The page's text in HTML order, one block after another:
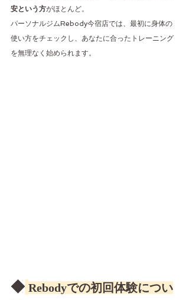
安という方がほとんど。
パーソナルジムRebody今宿店では、最初に身体の
使い方をチェックし、あなたに合ったトレーニング
を無理なく始められます。
◆ Rebodyでの初回体験につい